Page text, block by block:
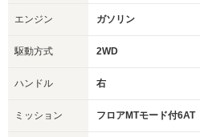
エンジン ガソリン
駆動方式 2WD
ハンドル 右
ミッション フロアMTモード付6AT